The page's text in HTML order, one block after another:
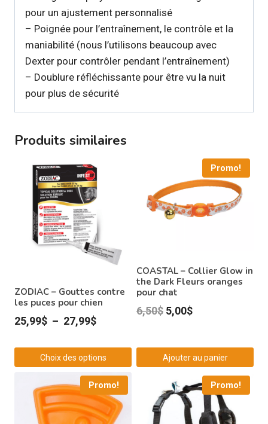
pour un ajustement personnalisé
– Poignée pour l’entraînement, le contrôle et la
maniabilité (nous l’utilisons beaucoup avec
Dexter pour contrôler pendant l’entraînement)
– Doublure réfléchissante pour être vu la nuit
pour plus de sécurité
Produits similaires
ZODIAC – Gouttes contre
les puces pour chien
25,99$ – 27,99$Plage
prix :
25,99$
à
27,99$
Choix des options
produit
Promo!
COASTAL – Collier Glow in
the Dark Fleurs oranges
pour chat
6,50$ Le
était :
5,00$Le
est :
5,00$.
Ajouter au panier
Promo! Promo!